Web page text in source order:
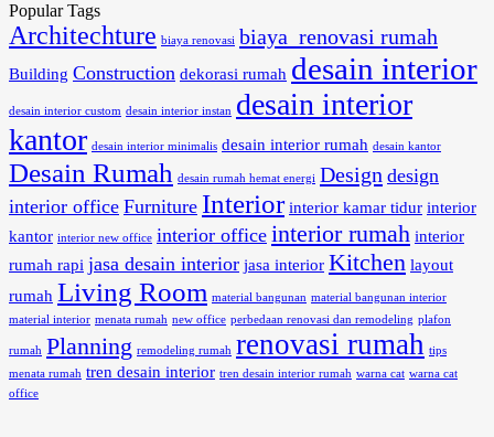
Popular Tags
Architechture biaya renovasi biaya renovasi rumah
Building Construction dekorasi rumah desain interior
desain interior custom desain interior instan desain interior
kantor desain interior minimalis desain interior rumah desain kantor
Desain Rumah desain rumah hemat energi Design design
interior office Furniture Interior interior kamar tidur interior
kantor interior new office interior office interior rumah interior
rumah rapi jasa desain interior jasa interior Kitchen layout
rumah Living Room material bangunan material bangunan interior
material interior menata rumah new office perbedaan renovasi dan remodeling plafon
rumah Planning remodeling rumah renovasi rumah tips
menata rumah tren desain interior tren desain interior rumah warna cat warna cat
office